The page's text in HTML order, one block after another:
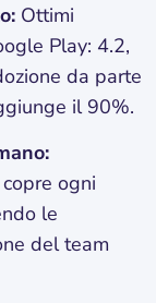
Ottimi
Play: 4.2,
da parte
il 90%.
ogni
le
del team